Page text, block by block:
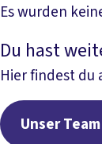
Datei
Es wurden
Du hast
Hier findest du
Unser Team